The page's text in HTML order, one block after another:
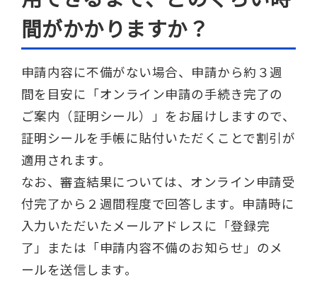
間がかかりますか？
申請内容に不備がない場合、申請から約３週
間を目安に「オンライン申請の手続き完了の
ご案内（証明シール）」をお届けしますので、
証明シールを手帳に貼付いただくことで割引が
適用されます。
なお、審査結果については、オンライン申請受
付完了から２週間程度で回答します。申請時に
入力いただいたメールアドレスに「登録完
了」または「申請内容不備のお知らせ」のメ
ールを送信します。